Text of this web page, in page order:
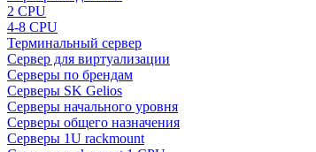
2 CPU
4-8 CPU
Терминальный сервер
Сервер для виртуализации
Серверы по брендам
Серверы SK Gelios
Серверы начального уровня
Серверы общего назначения
Серверы 1U rackmount